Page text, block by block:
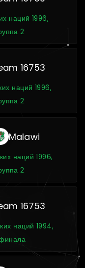
наций 1996,
2
16753
наций 1996,
2
Malawi
наций 1996,
2
16753
наций 1994,